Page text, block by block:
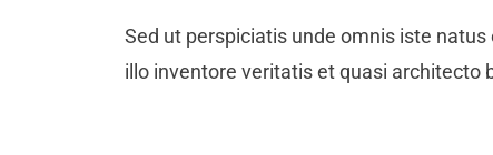
Sed ut perspiciatis unde omnis iste
illo inventore veritatis et quasi architecto